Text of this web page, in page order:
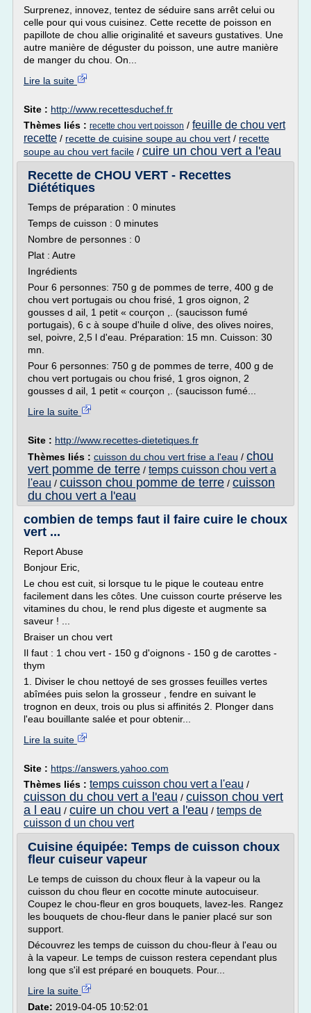
Surprenez, innovez, tentez de séduire sans arrêt celui ou
celle pour qui vous cuisinez. Cette recette de poisson en
papillote de chou allie originalité et saveurs gustatives. Une
autre manière de déguster du poisson, une autre manière
de manger du chou. On...
Lire la suite
Site : http://www.recettesduchef.fr
Thèmes liés : recette chou vert poisson / feuille de chou vert
recette / recette de cuisine soupe au chou vert / recette
soupe au chou vert facile / cuire un chou vert a l'eau
Recette de CHOU VERT - Recettes
Diététiques
Temps de préparation : 0 minutes
Temps de cuisson : 0 minutes
Nombre de personnes : 0
Plat : Autre
Ingrédients
Pour 6 personnes: 750 g de pommes de terre, 400 g de
chou vert portugais ou chou frisé, 1 gros oignon, 2
gousses d ail, 1 petit « courçon ,. (saucisson fumé
portugais), 6 c à soupe d'huile d olive, des olives noires,
sel, poivre, 2,5 l d'eau. Préparation: 15 mn. Cuisson: 30
mn.
Pour 6 personnes: 750 g de pommes de terre, 400 g de
chou vert portugais ou chou frisé, 1 gros oignon, 2
gousses d ail, 1 petit « courçon ,. (saucisson fumé...
Lire la suite
Site : http://www.recettes-dietetiques.fr
Thèmes liés : cuisson du chou vert frise a l'eau / chou
vert pomme de terre / temps cuisson chou vert a
l'eau / cuisson chou pomme de terre / cuisson
du chou vert a l'eau
combien de temps faut il faire cuire le choux
vert ...
Report Abuse
Bonjour Eric,
Le chou est cuit, si lorsque tu le pique le couteau entre
facilement dans les côtes. Une cuisson courte préserve les
vitamines du chou, le rend plus digeste et augmente sa
saveur ! ...
Braiser un chou vert
Il faut : 1 chou vert - 150 g d'oignons - 150 g de carottes -
thym
1. Diviser le chou nettoyé de ses grosses feuilles vertes
abîmées puis selon la grosseur , fendre en suivant le
trognon en deux, trois ou plus si affinités 2. Plonger dans
l'eau bouillante salée et pour obtenir...
Lire la suite
Site : https://answers.yahoo.com
Thèmes liés : temps cuisson chou vert a l'eau /
cuisson du chou vert a l'eau / cuisson chou vert
a l eau / cuire un chou vert a l'eau / temps de
cuisson d un chou vert
Cuisine équipée: Temps de cuisson choux
fleur cuiseur vapeur
Le temps de cuisson du choux fleur à la vapeur ou la
cuisson du chou fleur en cocotte minute autocuiseur.
Coupez le chou-fleur en gros bouquets, lavez-les. Rangez
les bouquets de chou-fleur dans le panier placé sur son
support.
Découvrez les temps de cuisson du chou-fleur à l'eau ou
à la vapeur. Le temps de cuisson restera cependant plus
long que s'il est préparé en bouquets. Pour...
Lire la suite
Date: 2019-04-05 10:52:01